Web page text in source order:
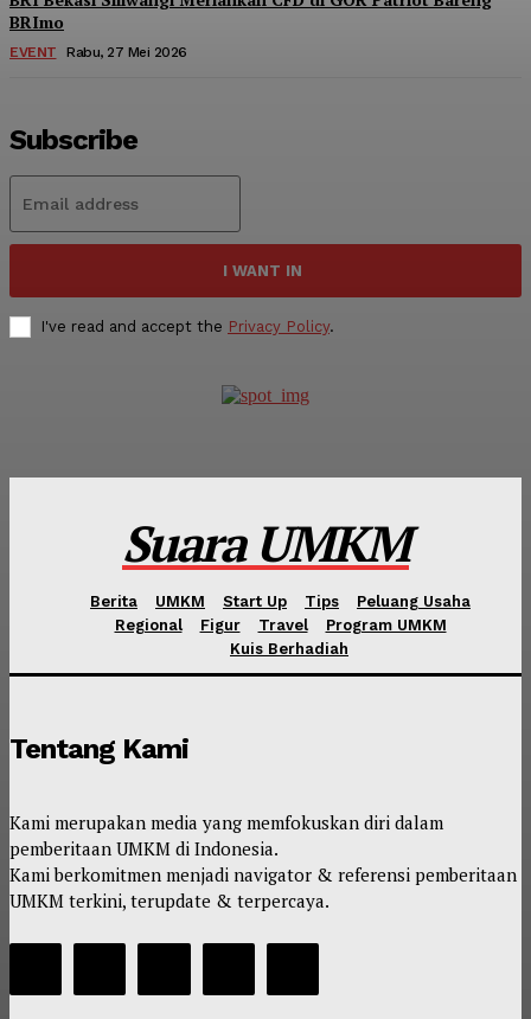
BRImo
EVENT Rabu, 27 Mei 2026
Subscribe
I WANT IN
I've read and accept the Privacy Policy.
Suara UMKM
Berita UMKM Start Up Tips
Peluang Usaha
Regional
Figur Travel
Program UMKM
Kuis Berhadiah
Tentang Kami
Kami merupakan media yang memfokuskan diri dalam
pemberitaan UMKM di Indonesia.
Kami berkomitmen menjadi navigator & referensi pemberitaan
UMKM terkini, terupdate & terpercaya.